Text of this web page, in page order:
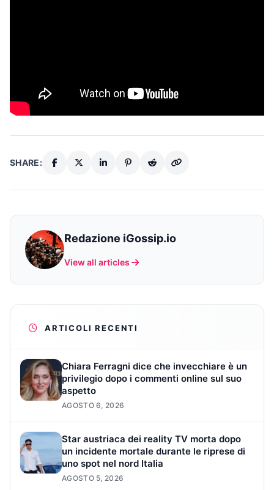
SHARE:
Redazione iGossip.io
View all articles
ARTICOLI RECENTI
Chiara Ferragni dice che invecchiare è un
privilegio dopo i commenti online sul suo
aspetto
AGOSTO 6, 2026
Star austriaca dei reality TV morta dopo
un incidente mortale durante le riprese di
uno spot nel nord Italia
AGOSTO 5, 2026